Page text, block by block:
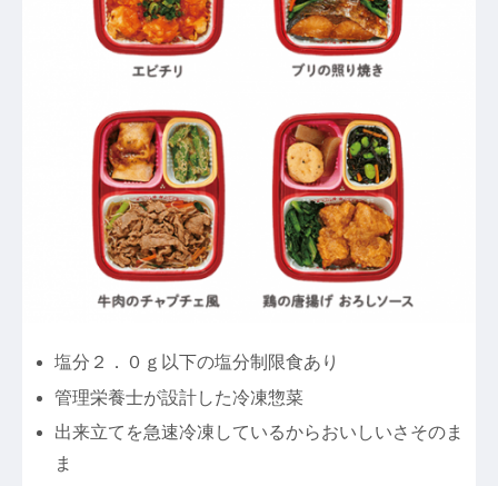
塩分２．０ｇ以下の塩分制限食あり
管理栄養士が設計した冷凍惣菜
出来立てを急速冷凍しているからおいしいさそのま
ま